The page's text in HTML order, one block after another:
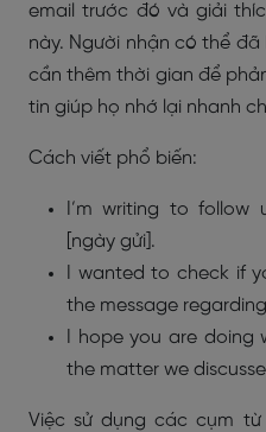
email trước đó và giải
này. Người nhận có thể
cần thêm thời gian để
tin giúp họ nhớ lại nhanh
Cách viết phổ biến:
I’m writing to
[ngày gửi].
I wanted to check if
the message
I hope you are doing
the matter we
Việc sử dụng các cụm